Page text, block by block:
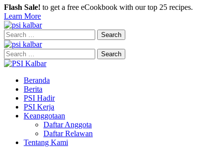
Flash Sale! to get a free eCookbook with our top 25 recipes.
Learn More
Search
for:
Search
for:
Beranda
Berita
PSI Hadir
PSI Kerja
Keanggotaan
Daftar Anggota
Daftar Relawan
Tentang Kami